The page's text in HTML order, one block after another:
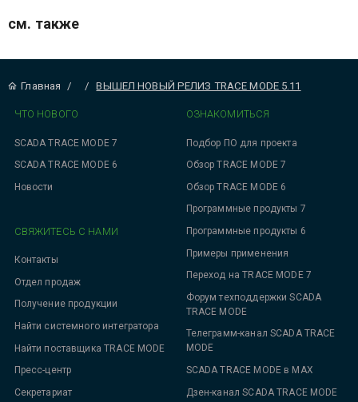
см. также
Главная / / ВЫШЕЛ НОВЫЙ РЕЛИЗ TRACE MODE 5.11
ЧТО НОВОГО
SCADA TRACE MODE 7
SCADA TRACE MODE 6
Новости
ОЗНАКОМИТЬСЯ
Подбор ПО для проекта
Обзор TRACE MODE 7
Обзор TRACE MODE 6
Программные продукты 7
Программные продукты 6
Примеры применения
Переход на TRACE MODE 7
Форум техподдержки SCADA
TRACE MODE
Телеграмм-канал SCADA TRACE
MODE
SCADA TRACE MODE в MAX
Дзен-канал SCADA TRACE MODE
СВЯЖИТЕСЬ С НАМИ
Контакты
Отдел продаж
Получение продукции
Найти системного интегратора
Найти поставщика TRACE MODE
Пресс-центр
Секретариат